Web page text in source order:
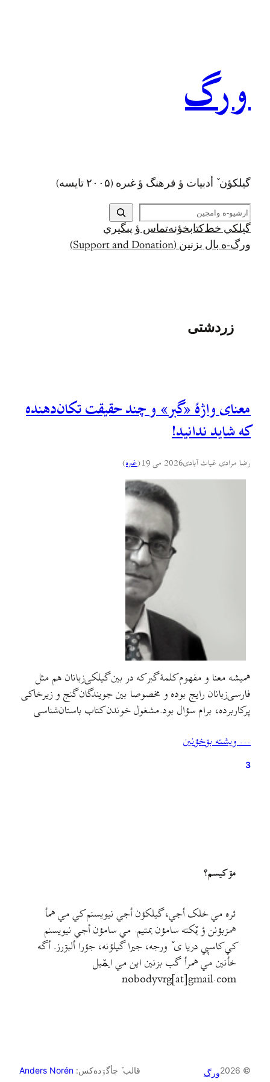
ورگ
گيلکؤن ٚ أدبیات ؤ فرهنگ ؤ غىره (۲۰۰۵ تايسه)
ج
س
ت
ج
گيلکي خط کتابخؤنهتماس ؤ پىگيري
ورگ-ه بال بزنين (Support and Donation)
زردشتی
معنای واژهٔ «گبر» و چند حقیقت تکان‌دهنده
که شاید ندانید!
رضا مرادی غیاث آبادی2026 می 19 (غىره)
همیشه معنا و مفهوم کلمهٔ گبر که در بین گیلکی‌زبانان هم مثل
فارسی‌زبانان رایج بوده و مخصوصا بین جویندگان گنج و زیرخاکی
پرکاربرده، برام سؤال بود.مشغول خوندن کتاب باستان‌شناسی
… ويشته بۊخؤنين
3
مۊ کيسم؟
ئره مي خلک أجي، گيلکؤن أجي نيويسنم کي مي همأ
همزبؤنن ؤ يٚکته سامؤن بمتيم. مي سامؤن أجي نيويسنم
کي کاسپي دريا ی ٚ ورجه، جيرا گيلؤنه، جؤرا ألبۊرز. أگه
خأنين مي همرأ گب بزنين اين مي ايمٚیل‌ ‌
nobodyvrg[at]gmail.com
© 2026 ورگ قالب ٚ چأگۊده‌کس: Anders Norén